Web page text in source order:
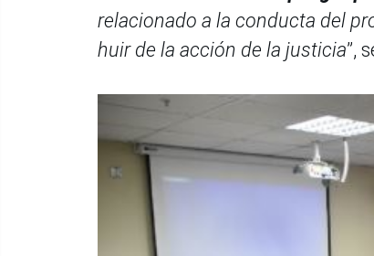
relacionado a la conducta del
huir de la acción de la justicia”,